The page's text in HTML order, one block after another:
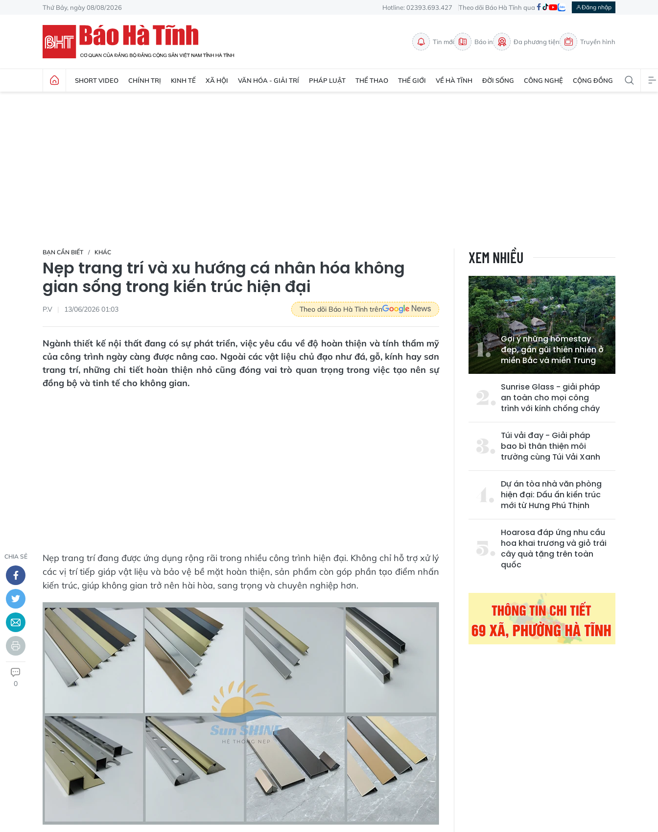
Thứ Bảy, ngày 08/08/2026 Hotline: 02393.693.427 Theo dõi Báo Hà Tĩnh qua Đăng nhập
Tin mới Báo in Đa phương tiện Truyền hình
SHORT VIDEO CHÍNH TRỊ KINH TẾ XÃ HỘI VĂN HÓA - GIẢI TRÍ PHÁP LUẬT THỂ THAO THẾ GIỚI VỀ HÀ TĨNH ĐỜI SỐNG CÔNG NGHỆ CỘNG ĐỒNG
BẠN CẦN BIẾT KHÁC
Nẹp trang trí và xu hướng cá nhân hóa không
gian sống trong kiến trúc hiện đại
P.V 13/06/2026 01:03 Theo dõi Báo Hà Tĩnh trên
Ngành thiết kế nội thất đang có sự phát triển, việc yêu cầu về độ hoàn thiện và tính thẩm mỹ
của công trình ngày càng được nâng cao. Ngoài các vật liệu chủ đạo như đá, gỗ, kính hay sơn
trang trí, những chi tiết hoàn thiện nhỏ cũng đóng vai trò quan trọng trong việc tạo nên sự
đồng bộ và tinh tế cho không gian.
CHIA SẺ
0
Nẹp trang trí đang được ứng dụng rộng rãi trong nhiều công trình hiện đại. Không chỉ hỗ trợ xử lý
các vị trí tiếp giáp vật liệu và bảo vệ bề mặt hoàn thiện, sản phẩm còn góp phần tạo điểm nhấn
kiến trúc, giúp không gian trở nên hài hòa, sang trọng và chuyên nghiệp hơn.
XEM NHIỀU
Gợi ý những homestay
đẹp, gần gũi thiên nhiên ở
miền Bắc và miền Trung
Sunrise Glass - giải pháp
an toàn cho mọi công
trình với kính chống cháy
Túi vải đay - Giải pháp
bao bì thân thiện môi
trường cùng Túi Vải Xanh
Dự án tòa nhà văn phòng
hiện đại: Dấu ấn kiến trúc
mới từ Hưng Phú Thịnh
Hoarosa đáp ứng nhu cầu
hoa khai trương và giỏ trái
cây quà tặng trên toàn
quốc